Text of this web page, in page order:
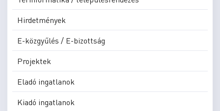
Hirdetmények
E-közgyűlés / E-bizottság
Projektek
Eladó ingatlanok
Kiadó ingatlanok